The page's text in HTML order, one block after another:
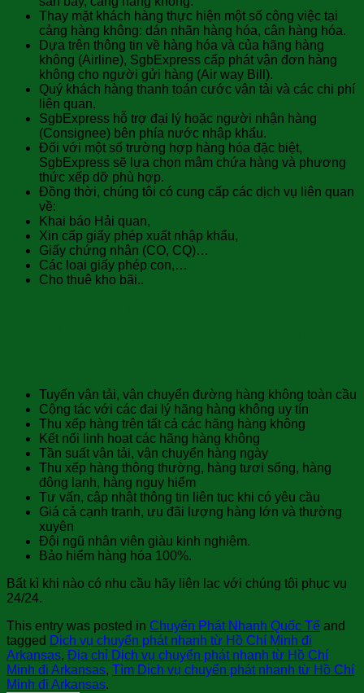
Thay mặt khách hàng thực hiện một số công việc tại
cảng hàng không: dán nhãn hàng hóa, cân hàng hóa.
Dựa trên thông tin về hàng hóa và của hãng hàng
không (Airline), SgbExpress cấp phát vận đơn hàng
không cho người gửi hàng (Air way Bill).
Quý khách hàng thanh toán cước vận tải và các chi phí
liên quan.
SgbExpress hỗ trợ đại lý hoặc người nhận hàng
(Consignee) bên phía nước nhập khẩu.
Đối với một số trường hợp hàng hóa đặc biệt,
SgbExpress sẽ lựa chọn mâm chứa hàng và phương
thức xếp dỡ phù hợp.
Đồng thời, chúng tôi có cung cấp các dịch vụ liên quan
về:
Khai báo Hải quan,
Xin cấp giấy phép xuất nhập khẩu,
Giấy chứng nhận (CO, CQ)…
Các loại giấy phép con,…
Cho thuê kho bãi..
Tuyến vận tải, vận chuyển đường hàng không toàn cầu
Cộng tác với các đại lý hãng hàng không uy tín
Thu xếp hàng trên tất cả các hãng hàng không
Kết nối linh hoạt các hãng hàng không
Tần suất vận tải, vận chuyển hàng ngày
Thu xếp hàng thông thường, hàng tươi sống, hàng
đông lạnh, hàng nguy hiểm
Tư vấn, cập nhật thông tin liên tục khi có yêu cầu
Giá cả cạnh tranh, ưu đãi lượng hàng lớn và thường
xuyên
Đội ngũ nhân viên giàu kinh nghiệm.
Bảo hiểm hàng hóa 100%.
Bất kì khi nào có nhu cầu hãy liên lạc với chúng tôi phục vụ
24/24.
This entry was posted in Chuyển Phát Nhanh Quốc Tế and
tagged Dịch vụ chuyển phát nhanh từ Hồ Chí Minh đi
Arkansas, Địa chỉ Dịch vụ chuyển phát nhanh từ Hồ Chí
Minh đi Arkansas, Tìm Dịch vụ chuyển phát nhanh từ Hồ Chí
Minh đi Arkansas.